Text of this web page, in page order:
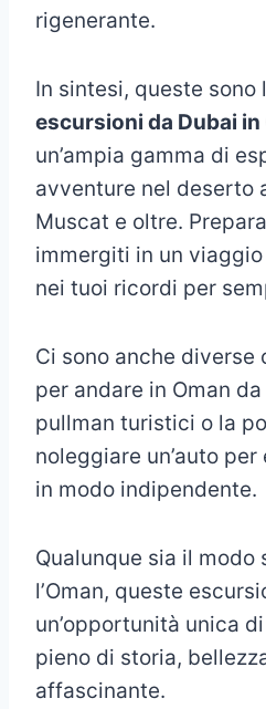
rigenerante.
In sintesi, queste sono
escursioni da Dubai in
un’ampia gamma di
avventure nel deserto
Muscat e oltre.
immergiti in un
nei tuoi ricordi per
Ci sono anche
per andare in Oman
pullman turistici o la
noleggiare un’auto
in modo indipendente.
Qualunque sia il
l’Oman, queste
un’opportunità unica
pieno di storia,
affascinante.